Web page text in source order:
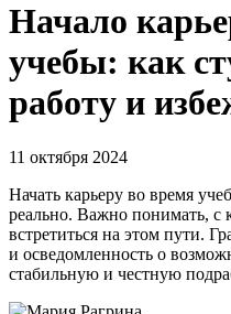
Начало
учебы: как
работу и
11 октября 2024
Начать карьеру во время
реально. Важно понимать,
встретиться на этом пути.
и осведомленность о
стабильную и честную